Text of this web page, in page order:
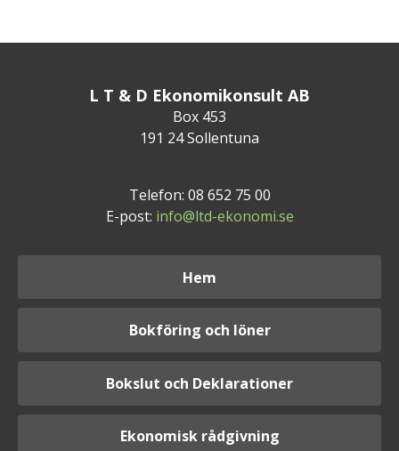
L T & D Ekonomikonsult AB
Box 453
191 24 Sollentuna
Telefon: 08 652 75 00
E-post: info@ltd-ekonomi.se
Hem
Bokföring och löner
Bokslut och Deklarationer
Ekonomisk rådgivning